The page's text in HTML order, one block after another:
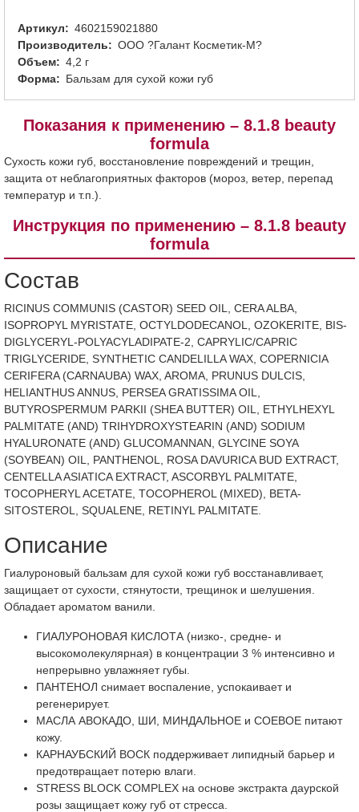
Артикул
4602159021880
Производитель
ООО ?Галант Косметик-М?
Объем
4,2 г
Форма
Бальзам для сухой кожи губ
Показания к применению – 8.1.8 beauty
formula
Сухость кожи губ, восстановление повреждений и трещин,
защита от неблагоприятных факторов (мороз, ветер, перепад
температур и т.п.).
Инструкция по применению – 8.1.8 beauty
formula
Состав
RICINUS COMMUNIS (CASTOR) SEED OIL, CERA ALBA,
ISOPROPYL MYRISTATE, OCTYLDODECANOL, OZOKERITE, BIS-
DIGLYCERYL-POLYACYLADIPATE-2, CAPRYLIC/CAPRIC
TRIGLYCERIDE, SYNTHETIC CANDELILLA WAX, COPERNICIA
CERIFERA (CARNAUBA) WAX, AROMA, PRUNUS DULCIS,
HELIANTHUS ANNUS, PERSEA GRATISSIMA OIL,
BUTYROSPERMUM РARKII (SHEA BUTTER) OIL, ETHYLHEXYL
PALMITATE (AND) TRIHYDROXYSTEARIN (AND) SODIUM
HYALURONATE (AND) GLUCOMANNAN, GLYCINE SOYA
(SOYBEAN) OIL, PANTHENOL, ROSA DAVURICA BUD EXTRACT,
CENTELLA ASIATICA EXTRACT, ASCORBYL PALMITATE,
TOCOPHERYL ACETATE, TOCOPHEROL (MIXED), BETA-
SITOSTEROL, SQUALENE, RETINYL PALMITATE.
Описание
Гиалуроновый бальзам для сухой кожи губ восстанавливает,
защищает от сухости, стянутости, трещинок и шелушения.
Обладает ароматом ванили.
ГИАЛУРОНОВАЯ КИСЛОТА (низко-, средне- и
высокомолекулярная) в концентрации 3 % интенсивно и
непрерывно увлажняет губы.
ПАНТЕНОЛ снимает воспаление, успокаивает и
регенерирует.
МАСЛА АВОКАДО, ШИ, МИНДАЛЬНОЕ и СОЕВОЕ питают
кожу.
КАРНАУБСКИЙ ВОСК поддерживает липидный барьер и
предотвращает потерю влаги.
STRESS BLOCK COMPLEX на основе экстракта даурской
розы защищает кожу губ от стресса.